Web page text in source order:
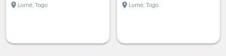
location_on Lomé, Togo
location_on Lomé, Togo